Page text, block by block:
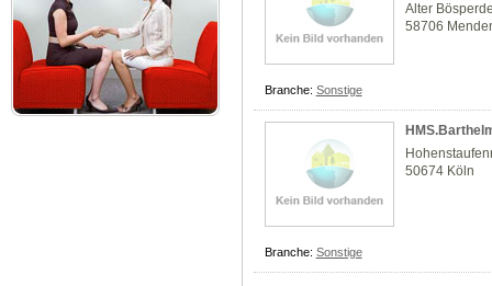
Alter
58706
Branche: Sonstige
50674 Köln
Branche: Sonstige